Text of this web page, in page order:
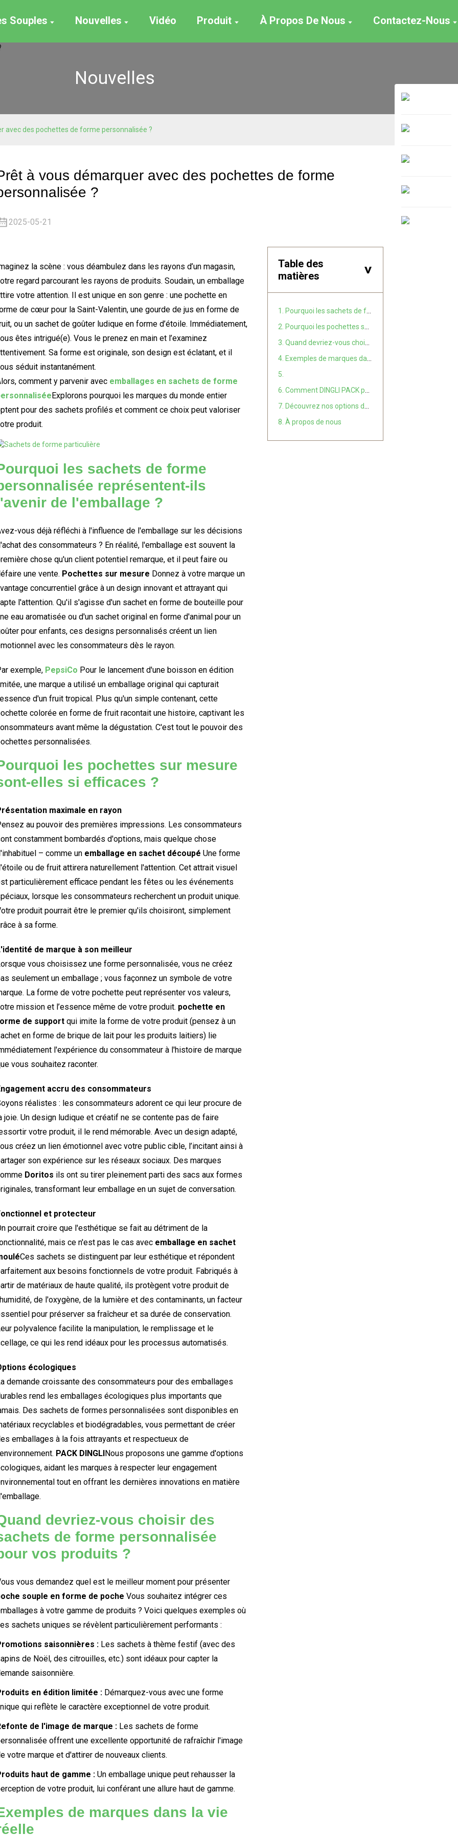
Souples Nouvelles Vidéo Produit À Propos De Nous Contactez-Nous
Nouvelles
avec des pochettes de forme personnalisée ?
à vous démarquer avec des pochettes de forme
?
2025-05-21
la scène : vous déambulez dans les rayons d’un magasin,
regard parcourant les rayons de produits. Soudain, un emballage
votre attention. Il est unique en son genre : une pochette en
de cœur pour la Saint-Valentin, une gourde de jus en forme de
ou un sachet de goûter ludique en forme d’étoile. Immédiatement,
êtes intrigué(e). Vous le prenez en main et l’examinez
Sa forme est originale, son design est éclatant, et il
séduit instantanément.
comment y parvenir avec emballages en sachets de forme
Explorons pourquoi les marques du monde entier
pour des sachets profilés et comment ce choix peut valoriser
produit.
les sachets de forme
représentent-ils
de l'emballage ?
vous déjà réfléchi à l'influence de l'emballage sur les décisions
des consommateurs ? En réalité, l'emballage est souvent la
chose qu'un client potentiel remarque, et il peut faire ou
une vente. Pochettes sur mesure Donnez à votre marque un
concurrentiel grâce à un design innovant et attrayant qui
l'attention. Qu'il s'agisse d'un sachet en forme de bouteille pour
eau aromatisée ou d'un sachet original en forme d'animal pour un
pour enfants, ces designs personnalisés créent un lien
avec les consommateurs dès le rayon.
exemple, PepsiCo Pour le lancement d'une boisson en édition
une marque a utilisé un emballage original qui capturait
d'un fruit tropical. Plus qu'un simple contenant, cette
colorée en forme de fruit racontait une histoire, captivant les
avant même la dégustation. C'est tout le pouvoir des
personnalisées.
les pochettes sur mesure
elles si efficaces ?
maximale en rayon
au pouvoir des premières impressions. Les consommateurs
constamment bombardés d'options, mais quelque chose
– comme un emballage en sachet découpé Une forme
ou de fruit attirera naturellement l'attention. Cet attrait visuel
particulièrement efficace pendant les fêtes ou les événements
lorsque les consommateurs recherchent un produit unique.
produit pourrait être le premier qu'ils choisiront, simplement
à sa forme.
de marque à son meilleur
vous choisissez une forme personnalisée, vous ne créez
seulement un emballage ; vous façonnez un symbole de votre
La forme de votre pochette peut représenter vos valeurs,
mission et l’essence même de votre produit. pochette en
de support qui imite la forme de votre produit (pensez à un
en forme de brique de lait pour les produits laitiers) lie
l'expérience du consommateur à l'histoire de marque
vous souhaitez raconter.
accru des consommateurs
réalistes : les consommateurs adorent ce qui leur procure de
joie. Un design ludique et créatif ne se contente pas de faire
votre produit, il le rend mémorable. Avec un design adapté,
créez un lien émotionnel avec votre public cible, l’incitant ainsi à
son expérience sur les réseaux sociaux. Des marques
Doritos ils ont su tirer pleinement parti des sacs aux formes
transformant leur emballage en un sujet de conversation.
et protecteur
pourrait croire que l'esthétique se fait au détriment de la
mais ce n'est pas le cas avec emballage en sachet
Ces sachets se distinguent par leur esthétique et répondent
aux besoins fonctionnels de votre produit. Fabriqués à
de matériaux de haute qualité, ils protègent votre produit de
de l'oxygène, de la lumière et des contaminants, un facteur
pour préserver sa fraîcheur et sa durée de conservation.
polyvalence facilite la manipulation, le remplissage et le
ce qui les rend idéaux pour les processus automatisés.
écologiques
demande croissante des consommateurs pour des emballages
rend les emballages écologiques plus importants que
Des sachets de formes personnalisées sont disponibles en
recyclables et biodégradables, vous permettant de créer
emballages à la fois attrayants et respectueux de
PACK DINGLINous proposons une gamme d'options
aidant les marques à respecter leur engagement
tout en offrant les dernières innovations en matière
devriez-vous choisir des
de forme personnalisée
vos produits ?
vous demandez quel est le meilleur moment pour présenter
souple en forme de poche Vous souhaitez intégrer ces
à votre gamme de produits ? Voici quelques exemples où
sachets uniques se révèlent particulièrement performants :
saisonnières : Les sachets à thème festif (avec des
de Noël, des citrouilles, etc.) sont idéaux pour capter la
saisonnière.
en édition limitée : Démarquez-vous avec une forme
qui reflète le caractère exceptionnel de votre produit.
de l'image de marque : Les sachets de forme
offrent une excellente opportunité de rafraîchir l'image
votre marque et d'attirer de nouveaux clients.
haut de gamme : Un emballage unique peut rehausser la
de votre produit, lui conférant une allure haut de gamme.
de marques dans la vie
Table des
matières
>
1. Pourquoi les sachets de forme personnalisée représentent-ils l'avenir de l'emballage ?
5.
8. À propos de nous